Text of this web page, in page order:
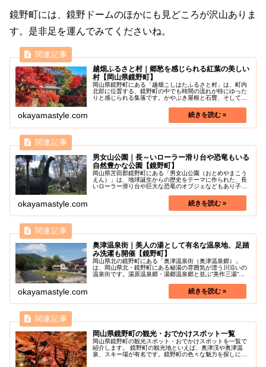
鏡野町には、鏡野ドームのほかにも見どころが沢山ありま
す。是非足を運んでみてくださいね。
越畑ふるさと村｜郷愁を感じられる紅葉の美しい
村【岡山県鏡野町】
岡山県鏡野町にある「越畑こしはたふるさと村」は、町内
北部に位置する、鏡野町の中でも時間の流れが特にゆった
りと感じられる集落です。かやぶき屋根と石畳、そして水
場所です。地区の入口には「ふるさ...
okayamastyle.com
男女山公園｜長～いローラー滑り台や恐竜もいる
自然豊かな公園【鏡野町】
岡山県苫田郡鏡野町にある「男女山公園（おとめやまこう
えん）」は、地球誕生からの歴史をテーマに作られた、長
いローラー滑り台や巨大な恐竜のオブジェなどもあり子ど
滑り台はかなり高さがあり、大人で...
okayamastyle.com
奥津温泉街｜美人の湯として有名な温泉地、足踏
み洗濯も開催【鏡野町】
岡山県北の鏡野町にある「奥津温泉街（奥津温泉郷）」
は、岡山県北・鏡野町にある秘湯の雰囲気が漂う川沿いの
温泉街です。湯原温泉郷・湯郷温泉郷と並ぶ”美作三湯”の
地です。名物「足踏み洗濯」で知ら...
okayamastyle.com
岡山県鏡野町の観光・おでかけスポット一覧
岡山県鏡野町の観光スポット・おでかけスポットを一覧で
紹介します。 鏡野町の観光地といえば、奥津渓や奥津温
泉、スキー場が有名です。鏡野町の色々な魅力を探しに行